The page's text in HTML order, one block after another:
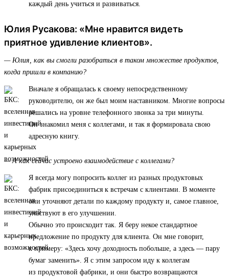
каждый день учиться и развиваться.
Юлия Русакова: «Мне нравится видеть
приятное удивление клиентов».
— Юлия, как вы смогли разобраться в таком множестве продуктов,
когда пришли в компанию?
Вначале я обращалась к своему непосредственному
руководителю, он же был моим наставником. Многие вопросы
решались на уровне телефонного звонка за три минуты.
Он знакомил меня с коллегами, и так я формировала свою
адресную книгу.
— А как сейчас устроено взаимодействие с коллегами?
Я всегда могу попросить коллег из разных продуктовых
фабрик присоединиться к встречам с клиентами. В моменте
они уточняют детали по каждому продукту и, самое главное,
участвуют в его улучшении.
Обычно это происходит так. Я беру некое стандартное
предложение по продукту для клиента. Он мне говорит,
к примеру: «Здесь хочу доходность побольше, а здесь — пару
бумаг заменить». Я с этим запросом иду к коллегам
из продуктовой фабрики, и они быстро возвращаются